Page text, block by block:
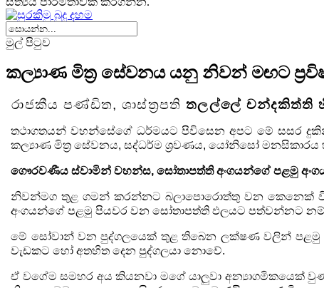
මුල් පිටුව
කල්‍යාණ මිත්‍ර සේවනය යනු නිවන් මඟට
රාජකීය පණ්ඩිත,ශාස්ත්‍රපතිතලල්ලේ චන්දකිත්ති
තථාගතයන් වහන්සේගේ ධර්මයට පිවිසෙන අපට මේ සසර
කල්‍යාණ මිත්‍ර සේවනය,සද්ධර්ම ශ්‍රවණය,යෝනිසෝ මනසිකාරය
ගෞරවණීය ස්වාමින් වහන්ස,සෝතාපත්ති අංගයන්ගේ පළමු
නිවන්මග තුළ ගමන් කරන්නට බලාපොරොත්තු වන කෙනෙක්
අංගයන්ගේ පළමු පියවර වන සෝතාපත්ති ඵලයට පත්වන්නට නම්
මේ සෝවාන් වන පුද්ගලයෙක් තුළ තිබෙන ලක්ෂණ වලින් පළමු
වැඩකට හෝ අතහිත දෙන පුද්ගලයා නොවේ.
ඒ වගේම සමහර අය කියනවා මගේ යාලුවා අන්‍යාගමිකයෙක්